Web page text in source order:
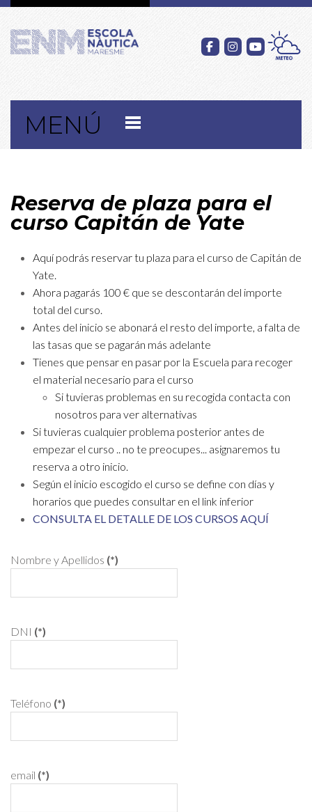
MENÚ
Reserva de plaza para el
curso Capitán de Yate
Aquí podrás reservar tu plaza para el curso de Capitán de
Yate.
Ahora pagarás 100 € que se descontarán del importe
total del curso.
Antes del inicio se abonará el resto del importe, a falta de
las tasas que se pagarán más adelante
Tienes que pensar en pasar por la Escuela para recoger
el material necesario para el curso
Si tuvieras problemas en su recogida contacta con
nosotros para ver alternativas
Si tuvieras cualquier problema posterior antes de
empezar el curso .. no te preocupes... asignaremos tu
reserva a otro inicio.
Según el inicio escogido el curso se define con días y
horarios que puedes consultar en el link inferior
CONSULTA EL DETALLE DE LOS CURSOS AQUÍ
Nombre y Apellidos (*)
DNI (*)
Teléfono (*)
email (*)